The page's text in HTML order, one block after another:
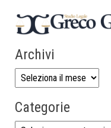
Archivi
Categorie